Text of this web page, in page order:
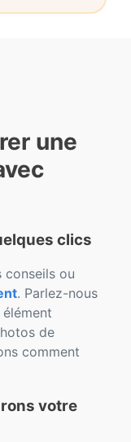
une
clics
conseils ou
. Parlez-nous
de
comment
votre